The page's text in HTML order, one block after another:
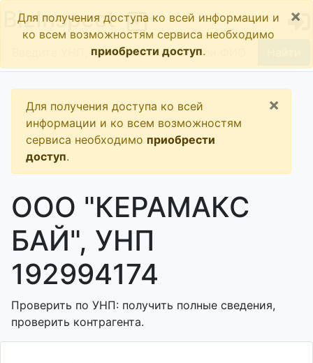
BizInspect
Для получения доступа ко всей информации и
ко всем возможностям сервиса необходимо
приобрести доступ.
×
Для получения доступа ко всей
информации и ко всем возможностям
сервиса необходимо приобрести
доступ.
×
ООО "КЕРАМАКС
БАЙ", УНП
192994174
Проверить по УНП: получить полные сведения,
проверить контрагента.